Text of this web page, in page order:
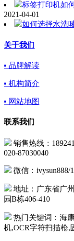
标签打印机如
2021-04-01
如何选择水洗
关于我们
▪ 品牌解读
▪ 机构简介
▪ 网站地图
联系我们
销售热线：
020-87030040
微信：ivysun888/
地址：广东省广
园B栋406-410
热门关键词：海
机,OCR字符扫描枪,